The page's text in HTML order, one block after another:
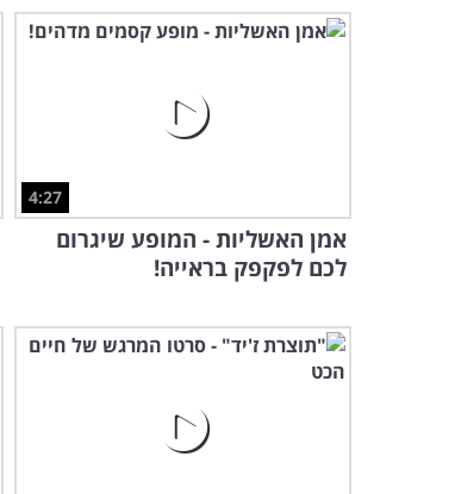
4:27
אמן האשליות - המופע שיגרום
לכם לפקפק בראייה!